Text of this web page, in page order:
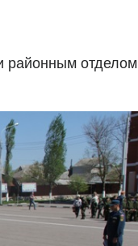
районным отделом